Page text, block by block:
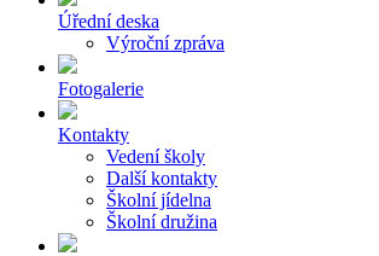
Úřední deska
Výroční zpráva
Fotogalerie
Kontakty
Vedení školy
Další kontakty
Školní jídelna
Školní družina